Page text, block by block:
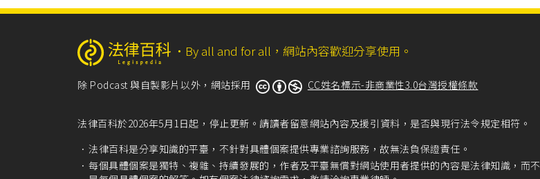
‧ By all and for all，網站內容歡迎分享使用。
除 Podcast 與自製影片以外，網站採用 CC姓名標示-非商業性3.0台灣授權條款
法律百科於2026年5月1日起，停止更新。請讀者留意網站內容及援引資料，是否與現行法令規定相符。
法律百科是分享知識的平臺，不針對具體個案提供專業諮詢服務，故無法負保證責任。
每個具體個案是獨特、複雜、持續發展的，作者及平臺無償對網站使用者提供的內容是法律知識，而不